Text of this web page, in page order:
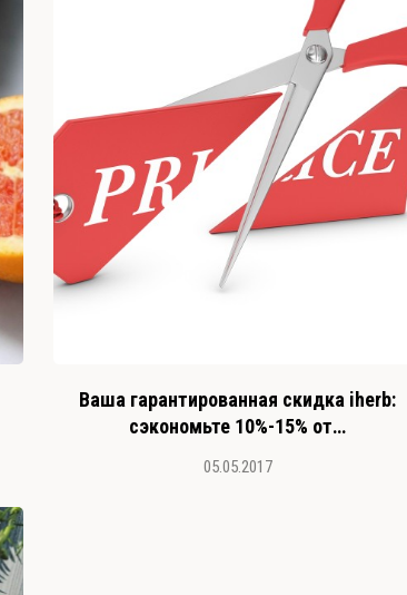
Ваша гарантированная скидка iherb:
cэкономьте 10%-15% от…
05.05.2017